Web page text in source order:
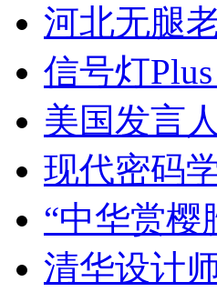
河北无腿
信号灯
美国发言
现代密码
“中华赏樱
清华设计